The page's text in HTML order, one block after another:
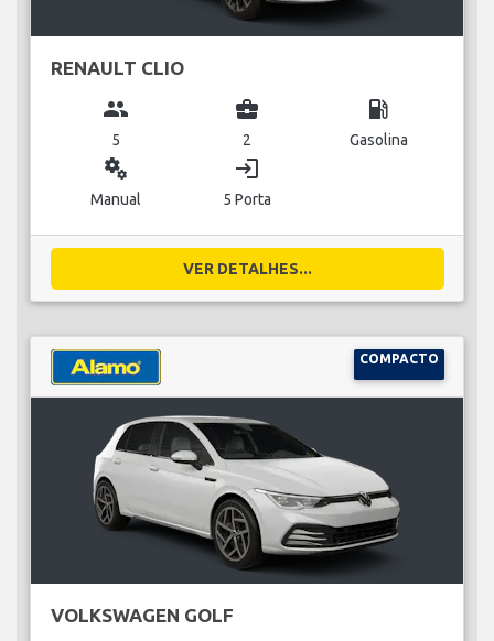
RENAULT CLIO
group
5
business_center
2
local_gas_station
Gasolina
miscellaneous_services
Manual
login
5 Porta
VER DETALHES...
COMPACTO
VOLKSWAGEN GOLF